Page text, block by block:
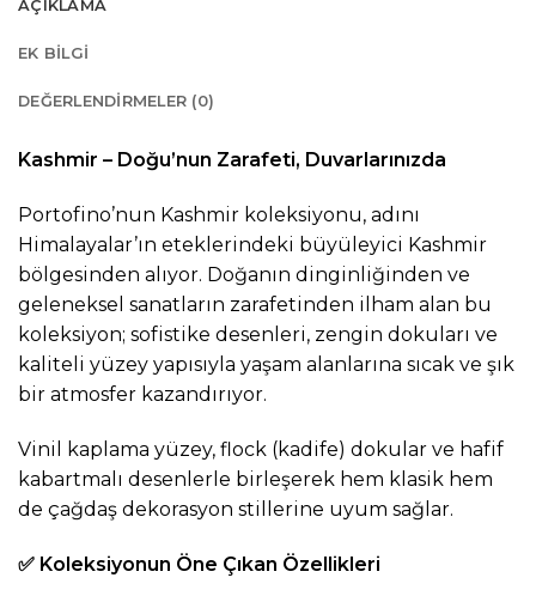
AÇIKLAMA
EK BILGI
DEĞERLENDIRMELER (0)
Kashmir – Doğu’nun Zarafeti, Duvarlarınızda
Portofino’nun Kashmir koleksiyonu, adını
Himalayalar’ın eteklerindeki büyüleyici Kashmir
bölgesinden alıyor. Doğanın dinginliğinden ve
geleneksel sanatların zarafetinden ilham alan bu
koleksiyon; sofistike desenleri, zengin dokuları ve
kaliteli yüzey yapısıyla yaşam alanlarına sıcak ve şık
bir atmosfer kazandırıyor.
Vinil kaplama yüzey, flock (kadife) dokular ve hafif
kabartmalı desenlerle birleşerek hem klasik hem
de çağdaş dekorasyon stillerine uyum sağlar.
✅ Koleksiyonun Öne Çıkan Özellikleri